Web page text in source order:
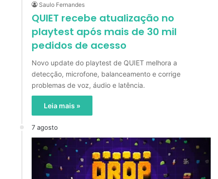
Saulo Fernandes
QUIET recebe atualização no
playtest após mais de 30 mil
pedidos de acesso
Novo update do playtest de QUIET melhora a
detecção, microfone, balanceamento e corrige
problemas de voz, áudio e latência.
Leia mais »
7 agosto